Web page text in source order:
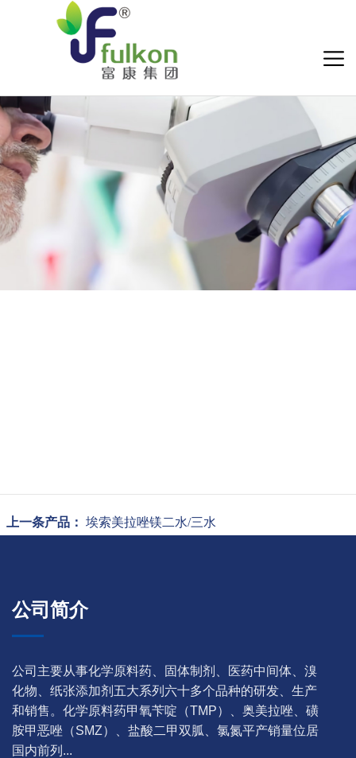
上一条产品： 埃索美拉唑镁二水/三水
公司简介
公司主要从事化学原料药、固体制剂、医药中间体、溴
化物、纸张添加剂五大系列六十多个品种的研发、生产
和销售。化学原料药甲氧苄啶（TMP）、奥美拉唑、磺
胺甲恶唑（SMZ）、盐酸二甲双胍、氯氮平产销量位居
国内前列...